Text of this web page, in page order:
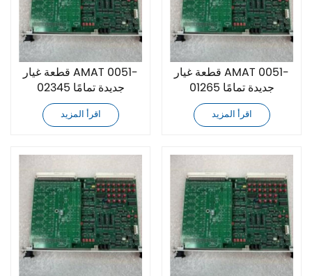
قطعة غيار AMAT 0051-
02345 جديدة تمامًا
اقرأ المزيد
قطعة غيار AMAT 0051-
01265 جديدة تمامًا
اقرأ المزيد